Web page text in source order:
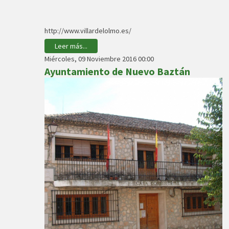
http://www.villardelolmo.es/
Leer más...
Miércoles, 09 Noviembre 2016 00:00
Ayuntamiento de Nuevo Baztán